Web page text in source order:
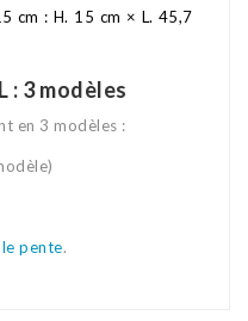
cm : H. 15 cm × L. 45,7
: 3 modèles
en 3 modèles :
pente.